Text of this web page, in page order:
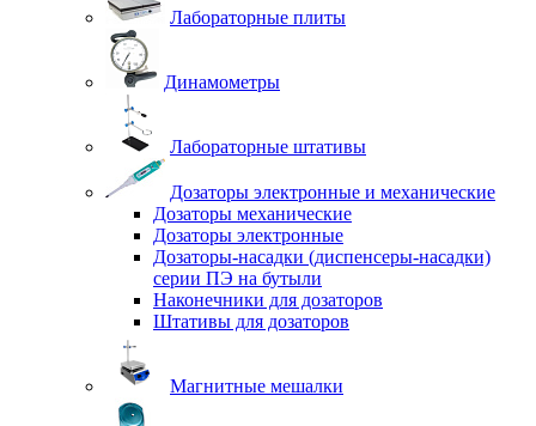
Лабораторные плиты
Динамометры
Лабораторные штативы
Дозаторы электронные и механические
Дозаторы механические
Дозаторы электронные
Дозаторы-насадки (диспенсеры-насадки)
серии ПЭ на бутыли
Наконечники для дозаторов
Штативы для дозаторов
Магнитные мешалки